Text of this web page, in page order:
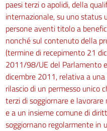
paesi terzi o apolidi, della
internazionale, su uno status
persone aventi titolo a
nonché sul contenuto della
(termine di recepimento 21
2011/98/UE del Parlamento
dicembre 2011, relativa a
rilascio di un permesso unico
terzi di soggiornare e
e a un insieme comune di
soggiornano regolarmente in